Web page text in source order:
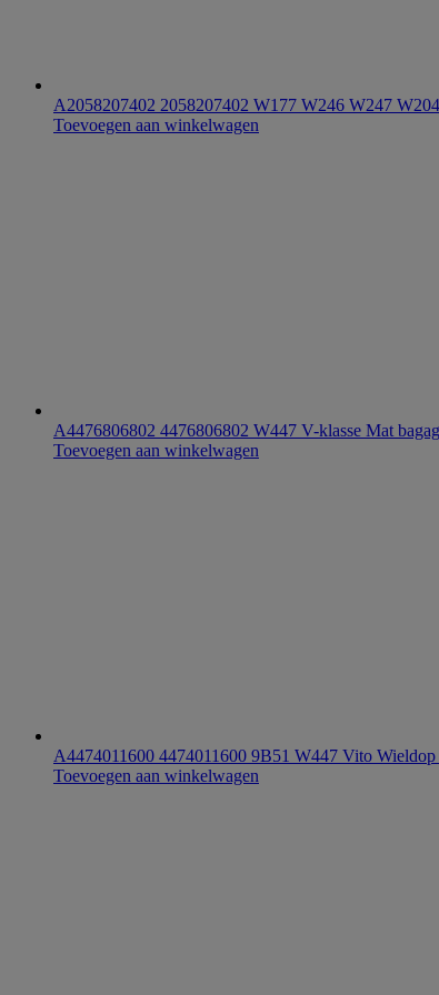
A2058207402 2058207402 W177 W246 W247
Toevoegen aan winkelwagen
A4476806802 4476806802 W447 V-klasse Mat
Toevoegen aan winkelwagen
A4474011600 4474011600 9B51 W447 Vito Wieldop
Toevoegen aan winkelwagen